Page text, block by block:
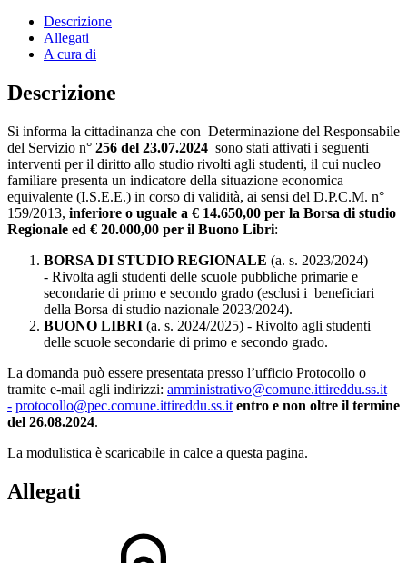
Descrizione
Allegati
A cura di
Descrizione
Si informa la cittadinanza che con Determinazione del Responsabile
del Servizio n° 256 del 23.07.2024 sono stati attivati i seguenti
interventi per il diritto allo studio rivolti agli studenti, il cui nucleo
familiare presenta un indicatore della situazione economica
equivalente (I.S.E.E.) in corso di validità, ai sensi del D.P.C.M. n°
159/2013, inferiore o uguale a € 14.650,00 per la Borsa di studio
Regionale ed € 20.000,00 per il Buono Libri:
BORSA DI STUDIO REGIONALE (a. s. 2023/2024)
- Rivolta agli studenti delle scuole pubbliche primarie e
secondarie di primo e secondo grado (esclusi i beneficiari
della Borsa di studio nazionale 2023/2024).
BUONO LIBRI (a. s. 2024/2025) - Rivolto agli studenti
delle scuole secondarie di primo e secondo grado.
La domanda può essere presentata presso l’ufficio Protocollo o
tramite e-mail agli indirizzi: amministrativo@comune.ittireddu.ss.it
- protocollo@pec.comune.ittireddu.ss.it entro e non oltre il termine
del 26.08.2024.
La modulistica è scaricabile in calce a questa pagina.
Allegati